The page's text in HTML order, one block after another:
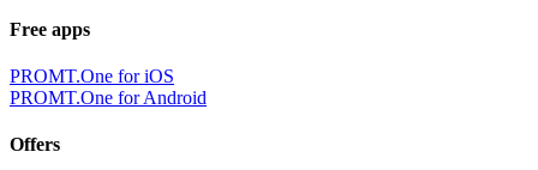
Free apps
PROMT.One for iOS
PROMT.One for Android
Offers